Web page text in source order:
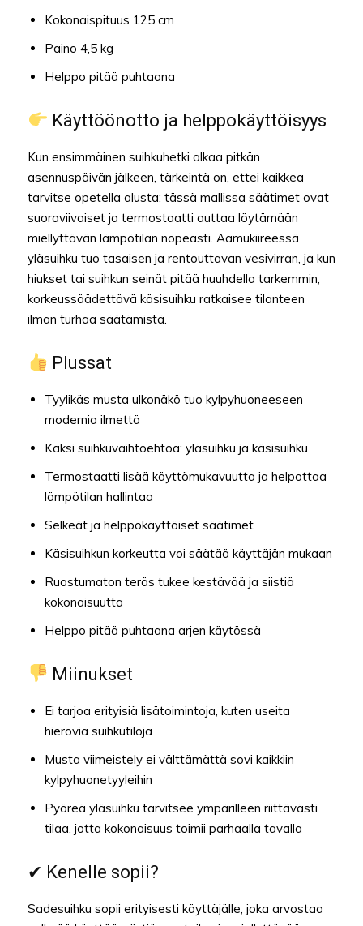
Kokonaispituus 125 cm
Paino 4,5 kg
Helppo pitää puhtaana
Käyttöönotto ja helppokäyttöisyys
Kun ensimmäinen suihkuhetki alkaa pitkän
asennuspäivän jälkeen, tärkeintä on, ettei kaikkea
tarvitse opetella alusta: tässä mallissa säätimet ovat
suoraviivaiset ja termostaatti auttaa löytämään
miellyttävän lämpötilan nopeasti. Aamukiireessä
yläsuihku tuo tasaisen ja rentouttavan vesivirran, ja kun
hiukset tai suihkun seinät pitää huuhdella tarkemmin,
korkeussäädettävä käsisuihku ratkaisee tilanteen
ilman turhaa säätämistä.
Plussat
Tyylikäs musta ulkonäkö tuo kylpyhuoneeseen
modernia ilmettä
Kaksi suihkuvaihtoehtoa: yläsuihku ja käsisuihku
Termostaatti lisää käyttömukavuutta ja helpottaa
lämpötilan hallintaa
Selkeät ja helppokäyttöiset säätimet
Käsisuihkun korkeutta voi säätää käyttäjän mukaan
Ruostumaton teräs tukee kestävää ja siistiä
kokonaisuutta
Helppo pitää puhtaana arjen käytössä
Miinukset
Ei tarjoa erityisiä lisätoimintoja, kuten useita
hierovia suihkutiloja
Musta viimeistely ei välttämättä sovi kaikkiin
kylpyhuonetyyleihin
Pyöreä yläsuihku tarvitsee ympärilleen riittävästi
tilaa, jotta kokonaisuus toimii parhaalla tavalla
✔ Kenelle sopii?
Sadesuihku sopii erityisesti käyttäjälle, joka arvostaa